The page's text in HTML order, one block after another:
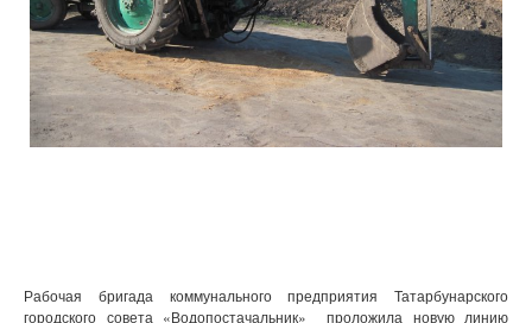
Рабочая бригада коммунального предприятия Татарбунарского
городского совета «Водопостачальник» проложила новую линию